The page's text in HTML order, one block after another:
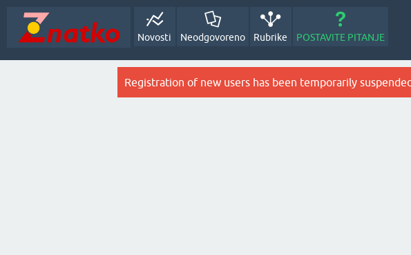
Novosti Neodgovoreno Rubrike POSTAVITE PITANJE
Registration of new users has been temporarily